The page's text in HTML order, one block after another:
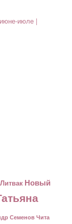
июле |
Новый
Семенов Чита